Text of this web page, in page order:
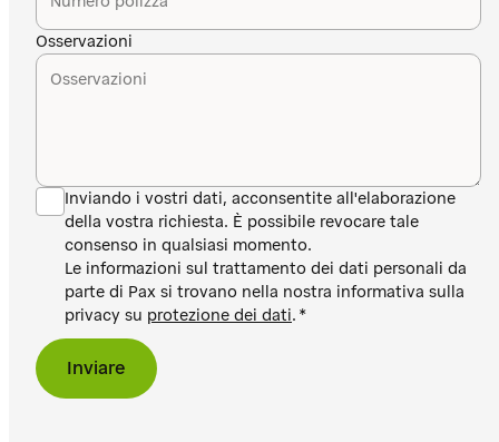
Osservazioni
Inviando i vostri dati, acconsentite all'elaborazione
della vostra richiesta. È possibile revocare tale
consenso in qualsiasi momento.
Le informazioni sul trattamento dei dati personali da
parte di Pax si trovano nella nostra informativa sulla
privacy su protezione dei dati.
Inviare